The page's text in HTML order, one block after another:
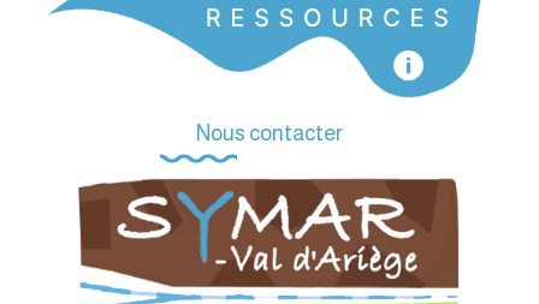
Nous contacter